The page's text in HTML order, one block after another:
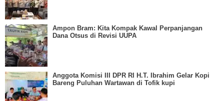
Ampon Bram: Kita Kompak Kawal Perpanjangan
Dana Otsus di Revisi UUPA
Anggota Komisi III DPR RI H.T. Ibrahim Gelar Kopi
Bareng Puluhan Wartawan di Tofik kupi